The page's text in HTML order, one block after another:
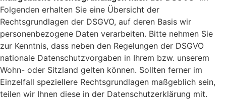
Folgenden erhalten Sie eine Übersicht der
Rechtsgrundlagen der DSGVO, auf deren Basis wir
personenbezogene Daten verarbeiten. Bitte nehmen Sie
zur Kenntnis, dass neben den Regelungen der DSGVO
nationale Datenschutzvorgaben in Ihrem bzw. unserem
Wohn- oder Sitzland gelten können. Sollten ferner im
Einzelfall speziellere Rechtsgrundlagen maßgeblich sein,
teilen wir Ihnen diese in der Datenschutzerklärung mit.